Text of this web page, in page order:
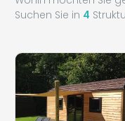
Suchen Sie in 4